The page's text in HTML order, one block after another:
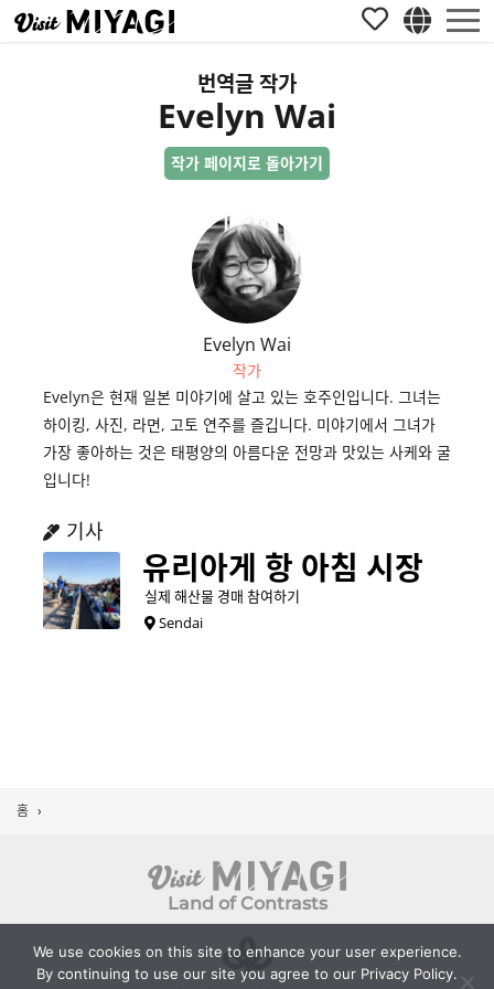
번역글 작가
Evelyn Wai
작가 페이지로 돌아가기
Evelyn Wai
작가
Evelyn은 현재 일본 미야기에 살고 있는 호주인입니다. 그녀는
하이킹, 사진, 라면, 고토 연주를 즐깁니다. 미야기에서 그녀가
가장 좋아하는 것은 태평양의 아름다운 전망과 맛있는 사케와 굴
입니다!
기사
유리아게 항 아침 시장
실제 해산물 경매 참여하기
Sendai
홈 ›
Land of Contrasts
We use cookies on this site to enhance your user experience.
By continuing to use our site you agree to our Privacy Policy.